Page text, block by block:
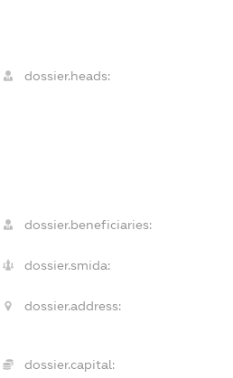
dossier.heads:
dossier.beneficiaries:
dossier.smida:
dossier.address:
dossier.capital: